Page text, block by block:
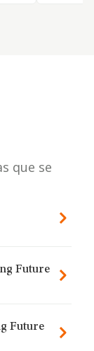
que se
Future
Future